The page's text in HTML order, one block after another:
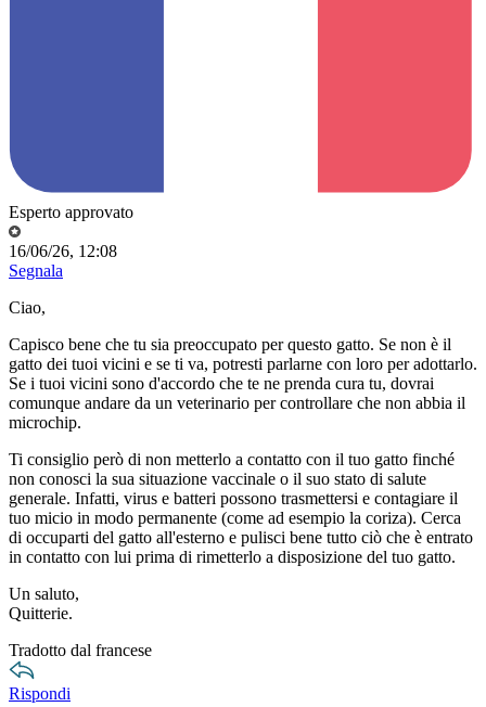
Esperto approvato
16/06/26, 12:08
Segnala
Ciao,
Capisco bene che tu sia preoccupato per questo gatto. Se non è il
gatto dei tuoi vicini e se ti va, potresti parlarne con loro per adottarlo.
Se i tuoi vicini sono d'accordo che te ne prenda cura tu, dovrai
comunque andare da un veterinario per controllare che non abbia il
microchip.
Ti consiglio però di non metterlo a contatto con il tuo gatto finché
non conosci la sua situazione vaccinale o il suo stato di salute
generale. Infatti, virus e batteri possono trasmettersi e contagiare il
tuo micio in modo permanente (come ad esempio la coriza). Cerca
di occuparti del gatto all'esterno e pulisci bene tutto ciò che è entrato
in contatto con lui prima di rimetterlo a disposizione del tuo gatto.
Un saluto,
Quitterie.
Tradotto dal francese
Rispondi